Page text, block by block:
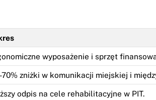
wyposażenie i sprzęt
zniżki w komunikacji miejskiej i
odpis na cele rehabilitacyjne w PIT.